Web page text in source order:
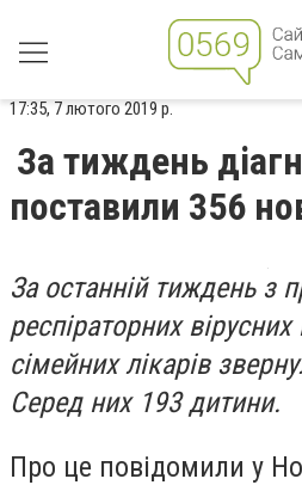
17:35, 7 лютого 2019 р.
За тиждень
поставили 356
За останній тиждень з
респіраторних
сімейних лікарів
Серед них 193 дитини.
Про це повідомили у